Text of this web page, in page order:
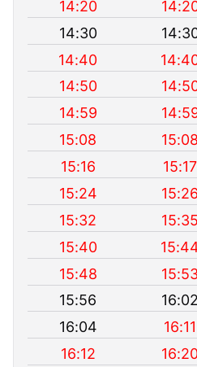
14:20
14:30
14:40
14:50
14:59
15:08
15:08
15:16
15:17
15:24
15:26
15:32
15:35
15:40
15:48
15:53
15:56
16:02
16:04
16:11
16:12
16:20